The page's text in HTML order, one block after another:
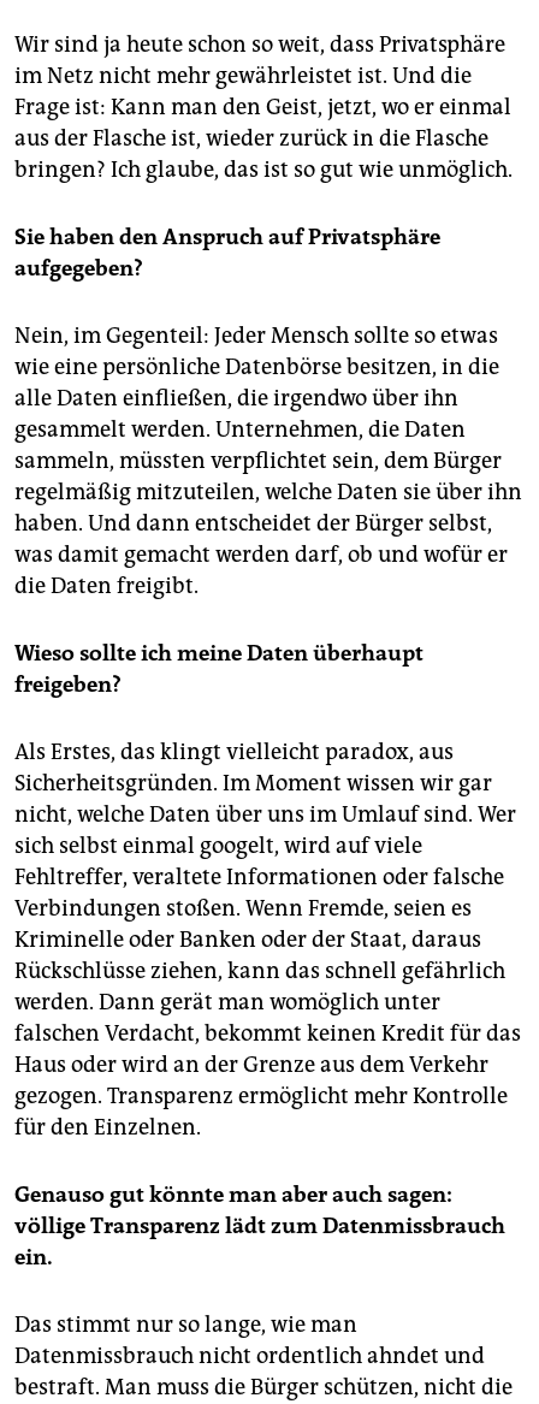
Wir sind ja heute schon so weit, dass Privatsphäre
im Netz nicht mehr gewährleistet ist. Und die
Frage ist: Kann man den Geist, jetzt, wo er einmal
aus der Flasche ist, wieder zurück in die Flasche
bringen? Ich glaube, das ist so gut wie unmöglich.
Sie haben den Anspruch auf Privatsphäre
aufgegeben?
Nein, im Gegenteil: Jeder Mensch sollte so etwas
wie eine persönliche Datenbörse besitzen, in die
alle Daten einfließen, die irgendwo über ihn
gesammelt werden. Unternehmen, die Daten
sammeln, müssten verpflichtet sein, dem Bürger
regelmäßig mitzuteilen, welche Daten sie über ihn
haben. Und dann entscheidet der Bürger selbst,
was damit gemacht werden darf, ob und wofür er
die Daten freigibt.
Wieso sollte ich meine Daten überhaupt
freigeben?
Als Erstes, das klingt vielleicht paradox, aus
Sicherheitsgründen. Im Moment wissen wir gar
nicht, welche Daten über uns im Umlauf sind. Wer
sich selbst einmal googelt, wird auf viele
Fehltreffer, veraltete Informationen oder falsche
Verbindungen stoßen. Wenn Fremde, seien es
Kriminelle oder Banken oder der Staat, daraus
Rückschlüsse ziehen, kann das schnell gefährlich
werden. Dann gerät man womöglich unter
falschen Verdacht, bekommt keinen Kredit für das
Haus oder wird an der Grenze aus dem Verkehr
gezogen. Transparenz ermöglicht mehr Kontrolle
für den Einzelnen.
Genauso gut könnte man aber auch sagen:
völlige Transparenz lädt zum Datenmissbrauch
ein.
Das stimmt nur so lange, wie man
Datenmissbrauch nicht ordentlich ahndet und
bestraft. Man muss die Bürger schützen, nicht die